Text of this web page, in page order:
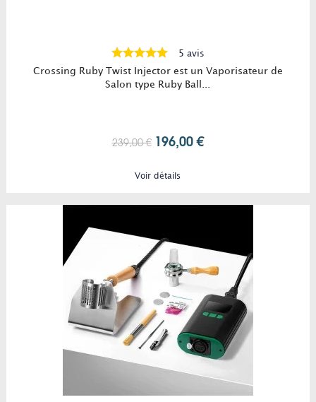
5 avis
Crossing Ruby Twist Injector est un Vaporisateur de
Salon type Ruby Ball...
239,00 € 196,00 €
Voir détails